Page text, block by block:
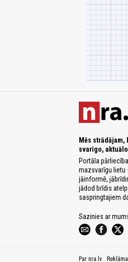
Mēs strādājam,
svarīgo,
Portāla
mazsvarīgu lietu
jāinformē,
jādod brīdis
saspringtajiem
Sazinies ar
Par nra.lv Reklāma